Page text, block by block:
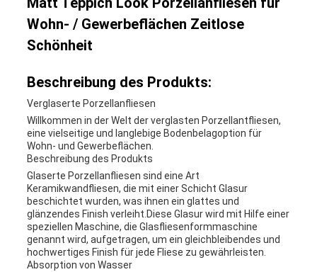
Wohn- / Gewerbeflächen Zeitlose
Schönheit
Beschreibung des Produkts:
Verglaserte Porzellanfliesen
Willkommen in der Welt der verglasten Porzellantfliesen,
eine vielseitige und langlebige Bodenbelagoption für
Wohn- und Gewerbeflächen.
Beschreibung des Produkts
Glaserte Porzellanfliesen sind eine Art
Keramikwandfliesen, die mit einer Schicht Glasur
beschichtet wurden, was ihnen ein glattes und
glänzendes Finish verleiht.Diese Glasur wird mit Hilfe einer
speziellen Maschine, die Glasfliesenformmaschine
genannt wird, aufgetragen, um ein gleichbleibendes und
hochwertiges Finish für jede Fliese zu gewährleisten.
Absorption von Wasser